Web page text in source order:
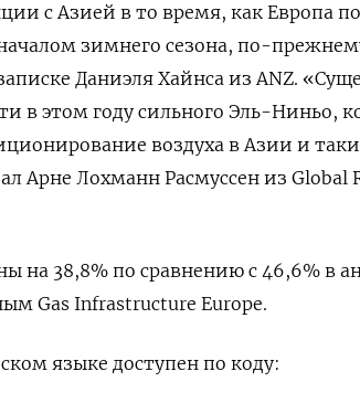
с Азией в то время, как Европа
зимнего сезона, по-
Даниэля Хайнса из ​ANZ.
⁠в этом году сильного Эль-Ниньо,
воздуха в Азии и
Арне Лохманн Расмуссен из Global
на 38,8% по сравнению с 46,6% в
Gas Infrastructure Europe.
языке доступен по коду: